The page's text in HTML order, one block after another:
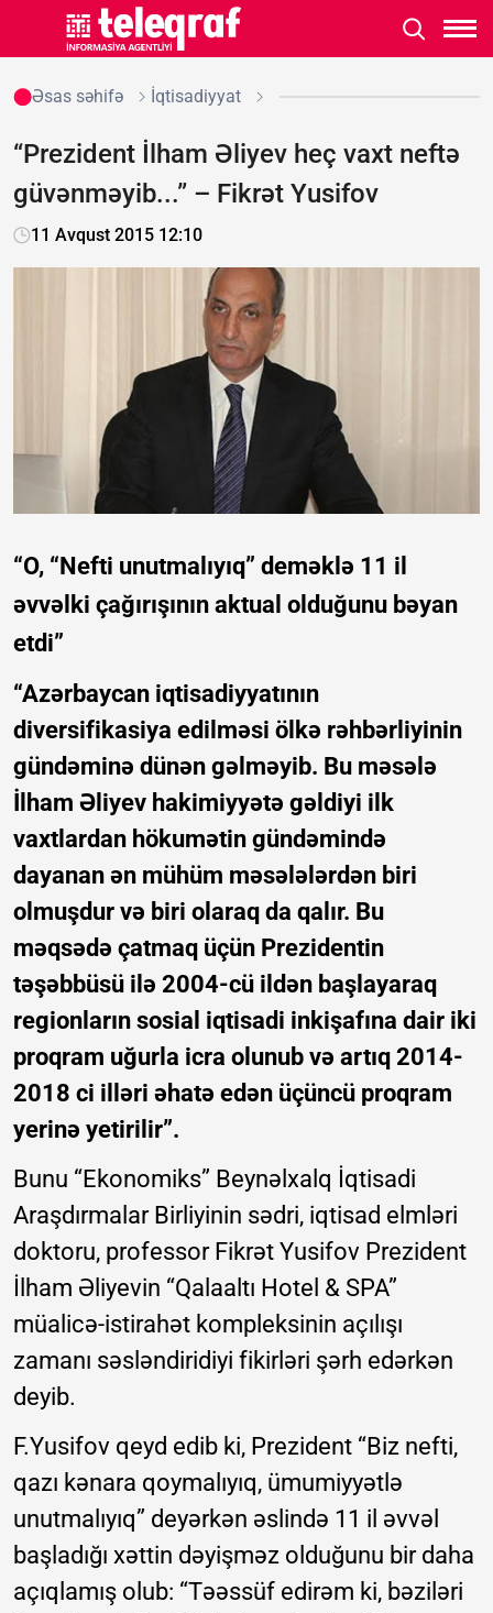
Əsas səhifə İqtisadiyyat
“Prezident İlham Əliyev heç vaxt neftə
güvənməyib...” – Fikrət Yusifov
11 Avqust 2015 12:10
“O, “Nefti unutmalıyıq” deməklə 11 il
əvvəlki çağırışının aktual olduğunu bəyan
etdi”
“Azərbaycan iqtisadiyyatının
diversifikasiya edilməsi ölkə rəhbərliyinin
gündəminə dünən gəlməyib. Bu məsələ
İlham Əliyev hakimiyyətə gəldiyi ilk
vaxtlardan hökumətin gündəmində
dayanan ən mühüm məsələlərdən biri
olmuşdur və biri olaraq da qalır. Bu
məqsədə çatmaq üçün Prezidentin
təşəbbüsü ilə 2004-cü ildən başlayaraq
regionların sosial iqtisadi inkişafına dair iki
proqram uğurla icra olunub və artıq 2014-
2018 ci illəri əhatə edən üçüncü proqram
yerinə yetirilir”.
Bunu “Ekonomiks” Beynəlxalq İqtisadi
Araşdırmalar Birliyinin sədri, iqtisad elmləri
doktoru, professor Fikrət Yusifov Prezident
İlham Əliyevin “Qalaaltı Hotel & SPA”
müalicə-istirahət kompleksinin açılışı
zamanı səsləndiridiyi fikirləri şərh edərkən
deyib.
F.Yusifov qeyd edib ki, Prezident “Biz nefti,
qazı kənara qoymalıyıq, ümumiyyətlə
unutmalıyıq” deyərkən əslində 11 il əvvəl
başladığı xəttin dəyişməz olduğunu bir daha
açıqlamış olub: “Təəssüf edirəm ki, bəziləri